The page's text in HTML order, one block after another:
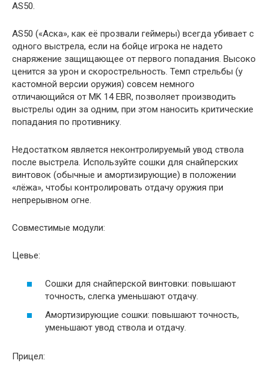
AS50.
AS50 («Аска», как её прозвали геймеры) всегда убивает с
одного выстрела, если на бойце игрока не надето
снаряжение защищающее от первого попадания. Высоко
ценится за урон и скорострельность. Темп стрельбы (у
кастомной версии оружия) совсем немного
отличающийся от MK 14 EBR, позволяет производить
выстрелы один за одним, при этом наносить критические
попадания по противнику.
Недостатком является неконтролируемый увод ствола
после выстрела. Используйте сошки для снайперских
винтовок (обычные и амортизирующие) в положении
«лёжа», чтобы контролировать отдачу оружия при
непрерывном огне.
Совместимые модули:
Цевье:
Сошки для снайперской винтовки: повышают
точность, слегка уменьшают отдачу.
Амортизирующие сошки: повышают точность,
уменьшают увод ствола и отдачу.
Прицел: